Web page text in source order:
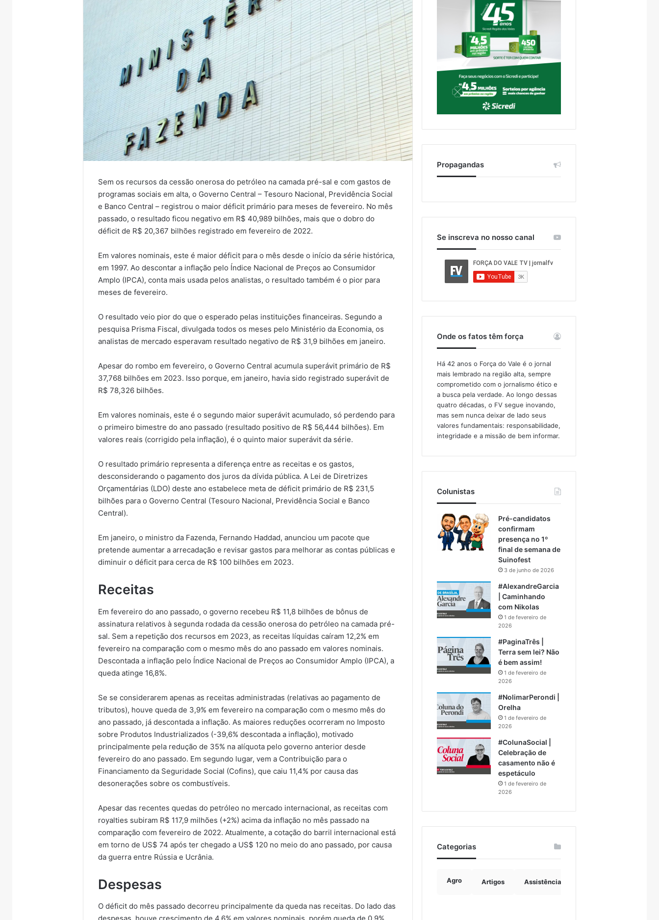
Sem os recursos da cessão onerosa do petróleo na camada pré-sal e com gastos de
programas sociais em alta, o Governo Central – Tesouro Nacional, Previdência Social
e Banco Central – registrou o maior déficit primário para meses de fevereiro. No mês
passado, o resultado ficou negativo em R$ 40,989 bilhões, mais que o dobro do
déficit de R$ 20,367 bilhões registrado em fevereiro de 2022.
Em valores nominais, este é maior déficit para o mês desde o início da série histórica,
em 1997. Ao descontar a inflação pelo Índice Nacional de Preços ao Consumidor
Amplo (IPCA), conta mais usada pelos analistas, o resultado também é o pior para
meses de fevereiro.
O resultado veio pior do que o esperado pelas instituições financeiras. Segundo a
pesquisa Prisma Fiscal, divulgada todos os meses pelo Ministério da Economia, os
analistas de mercado esperavam resultado negativo de R$ 31,9 bilhões em janeiro.
Apesar do rombo em fevereiro, o Governo Central acumula superávit primário de R$
37,768 bilhões em 2023. Isso porque, em janeiro, havia sido registrado superávit de
R$ 78,326 bilhões.
Em valores nominais, este é o segundo maior superávit acumulado, só perdendo para
o primeiro bimestre do ano passado (resultado positivo de R$ 56,444 bilhões). Em
valores reais (corrigido pela inflação), é o quinto maior superávit da série.
O resultado primário representa a diferença entre as receitas e os gastos,
desconsiderando o pagamento dos juros da dívida pública. A Lei de Diretrizes
Orçamentárias (LDO) deste ano estabelece meta de déficit primário de R$ 231,5
bilhões para o Governo Central (Tesouro Nacional, Previdência Social e Banco
Central).
Em janeiro, o ministro da Fazenda, Fernando Haddad, anunciou um pacote que
pretende aumentar a arrecadação e revisar gastos para melhorar as contas públicas e
diminuir o déficit para cerca de R$ 100 bilhões em 2023.
Receitas
Em fevereiro do ano passado, o governo recebeu R$ 11,8 bilhões de bônus de
assinatura relativos à segunda rodada da cessão onerosa do petróleo na camada pré-
sal. Sem a repetição dos recursos em 2023, as receitas líquidas caíram 12,2% em
fevereiro na comparação com o mesmo mês do ano passado em valores nominais.
Descontada a inflação pelo Índice Nacional de Preços ao Consumidor Amplo (IPCA), a
queda atinge 16,8%.
Se se considerarem apenas as receitas administradas (relativas ao pagamento de
tributos), houve queda de 3,9% em fevereiro na comparação com o mesmo mês do
ano passado, já descontada a inflação. As maiores reduções ocorreram no Imposto
sobre Produtos Industrializados (-39,6% descontada a inflação), motivado
principalmente pela redução de 35% na alíquota pelo governo anterior desde
fevereiro do ano passado. Em segundo lugar, vem a Contribuição para o
Financiamento da Seguridade Social (Cofins), que caiu 11,4% por causa das
desonerações sobre os combustíveis.
Apesar das recentes quedas do petróleo no mercado internacional, as receitas com
royalties subiram R$ 117,9 milhões (+2%) acima da inflação no mês passado na
comparação com fevereiro de 2022. Atualmente, a cotação do barril internacional está
em torno de US$ 74 após ter chegado a US$ 120 no meio do ano passado, por causa
da guerra entre Rússia e Ucrânia.
Despesas
O déficit do mês passado decorreu principalmente da queda nas receitas. Do lado das
Propagandas
Se inscreva no nosso canal
Onde os fatos têm força
Há 42 anos o Força do Vale é o jornal
mais lembrado na região alta, sempre
comprometido com o jornalismo ético e
a busca pela verdade. Ao longo dessas
quatro décadas, o FV segue inovando,
mas sem nunca deixar de lado seus
valores fundamentais: responsabilidade,
integridade e a missão de bem informar.​
Colunistas
Pré-candidatos
confirmam
presença no 1º
final de semana de
Suinofest
3 de junho de 2026
#AlexandreGarcia
| Caminhando
com Nikolas
1 de fevereiro de
2026
#PaginaTrês |
Terra sem lei? Não
é bem assim!
1 de fevereiro de
2026
#NolimarPerondi |
Orelha
1 de fevereiro de
2026
#ColunaSocial |
Celebração de
casamento não é
espetáculo
1 de fevereiro de
2026
Categorias
Agro Artigos Assistência Social